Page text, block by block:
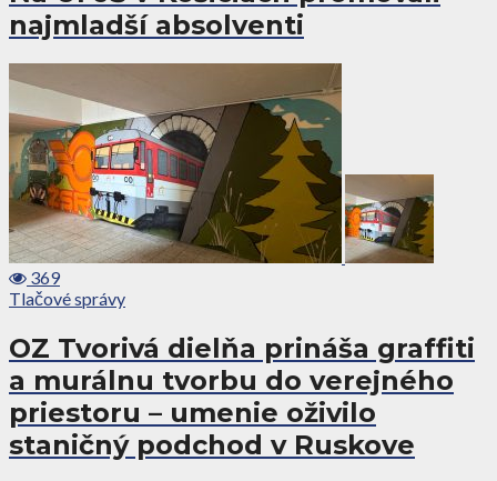
najmladší absolventi
369
Tlačové správy
OZ Tvorivá dielňa prináša graffiti
a murálnu tvorbu do verejného
priestoru – umenie oživilo
staničný podchod v Ruskove